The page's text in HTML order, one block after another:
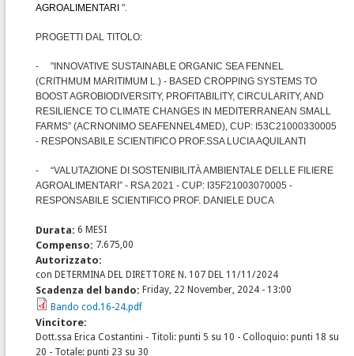
AGROALIMENTARI ".
PROGETTI DAL TITOLO:
- "INNOVATIVE SUSTAINABLE ORGANIC SEA FENNEL
(CRITHMUM MARITIMUM L.) ‐ BASED CROPPING SYSTEMS TO
BOOST AGROBIODIVERSITY, PROFITABILITY, CIRCULARITY, AND
RESILIENCE TO CLIMATE CHANGES IN MEDITERRANEAN SMALL
FARMS” (ACRNONIMO SEAFENNEL4MED), CUP: I53C21000330005
- RESPONSABILE SCIENTIFICO PROF.SSA LUCIA AQUILANTI
- “VALUTAZIONE DI SOSTENIBILITÀ AMBIENTALE DELLE FILIERE
AGROALIMENTARI” - RSA 2021 - CUP: I35F21003070005 -
RESPONSABILE SCIENTIFICO PROF. DANIELE DUCA
Durata:6 MESI
Compenso: 7.675,00
Autorizzato:
con DETERMINA DEL DIRETTORE N. 107 DEL 11/11/2024
Scadenza del bando:Friday, 22 November, 2024 - 13:00
Bando cod.16-24.pdf
Vincitore:
Dott.ssa Erica Costantini - Titoli: punti 5 su 10 - Colloquio: punti 18 su
20 - Totale: punti 23 su 30